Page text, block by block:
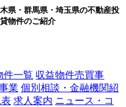
県・群馬県・埼玉県の不動産投
物件のご紹介
件一覧 収益物件売買事
業 個別相談・金融機関紹
求人案内 ニュース・コ